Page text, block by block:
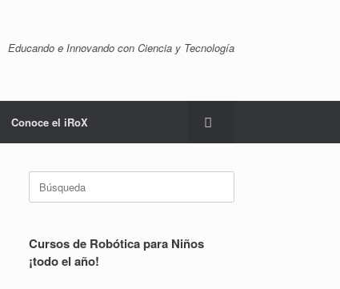
Educando e Innovando con Ciencia y Tecnología
Conoce el iRoX
Buscar:
Cursos de Robótica para Niños
¡todo el año!